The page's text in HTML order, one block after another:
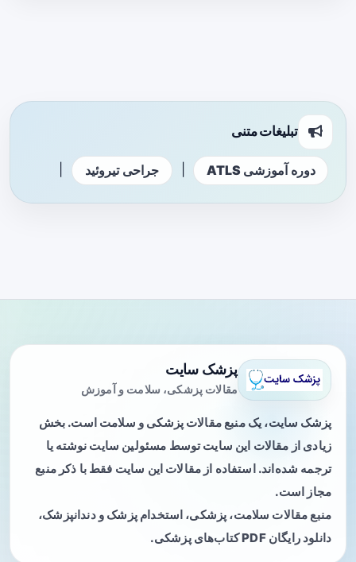
تبلیغات متنی
دوره آموزشی ATLS جراحی تیروئید
پزشک سایت
مقالات پزشکی، سلامت و آموزش
پزشک سایت، یک منبع مقالات پزشکی و سلامت است. بخش
زیادی از مقالات این سایت توسط مسئولین سایت نوشته یا
ترجمه شده‌اند. استفاده از مقالات این سایت فقط با ذکر منبع
مجاز است.
منبع مقالات سلامت، پزشکی، استخدام پزشک و دندانپزشک،
دانلود رایگان PDF کتاب‌های پزشکی.